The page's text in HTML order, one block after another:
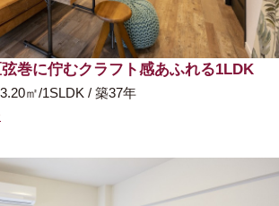
巻に佇むクラフト感あふれる1LDK
㎡/1SLDK / 築37年